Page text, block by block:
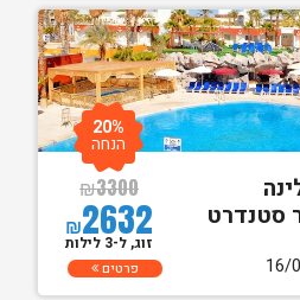
סטנדרט
₪3300
₪2632
20%
הנחה
זוג, ל-3 לילות
פרטים